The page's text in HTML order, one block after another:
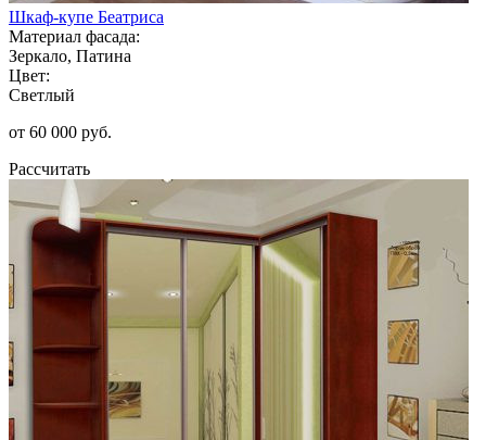
Шкаф-купе Беатриса
Материал фасада:
Зеркало, Патина
Цвет:
Светлый
от 60 000 руб.
Рассчитать